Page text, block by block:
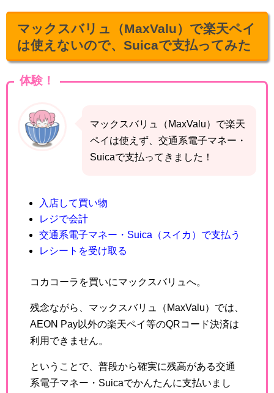
マックスバリュ（MaxValu）で楽天ペイ
は使えないので、Suicaで支払ってみた
体験！
マックスバリュ（MaxValu）で楽天
ペイは使えず、交通系電子マネー・
Suicaで支払ってきました！
入店して買い物
レジで会計
交通系電子マネー・Suica（スイカ）で支払う
レシートを受け取る
コカコーラを買いにマックスバリュへ。
残念ながら、マックスバリュ（MaxValu）では、
AEON Pay以外の楽天ペイ等のQRコード決済は
利用できません。
ということで、普段から確実に残高がある交通
系電子マネー・Suicaでかんたんに支払いまし